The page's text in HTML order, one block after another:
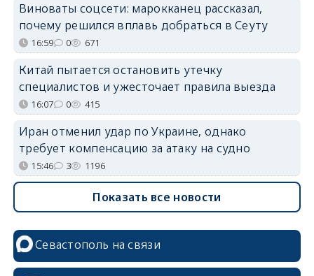
Виноваты соцсети: марокканец рассказал,
почему решился вплавь добраться в Сеуту
16:59 0 671
Китай пытается остановить утечку
специалистов и ужесточает правила выезда
16:07 0 415
Иран отменил удар по Украине, однако
требует компенсацию за атаку на судно
15:46 3 1196
Показать все новости
Севастополь на связи